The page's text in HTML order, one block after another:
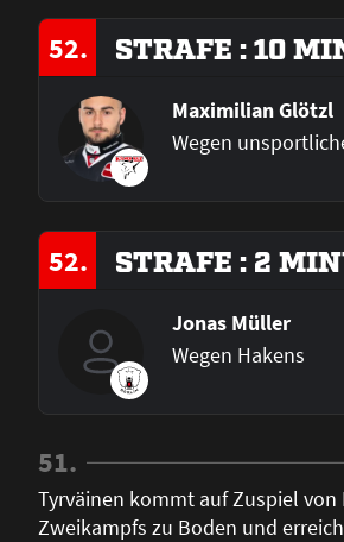
52. STRAFE : 10
Maximilian Glötzl
Wegen
52. STRAFE : 2
Jonas Müller
Wegen Hakens
51.
Tyrväinen kommt auf Zuspiel
Zweikampfs zu Boden und